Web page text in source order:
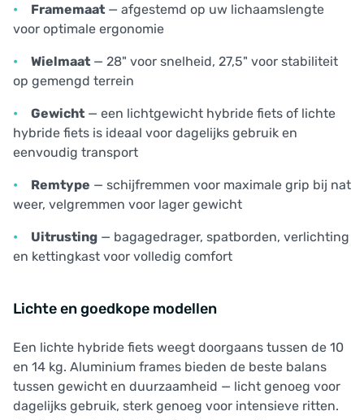
Framemaat — afgestemd op uw lichaamslengte
voor optimale ergonomie
Wielmaat — 28" voor snelheid, 27,5" voor stabiliteit
op gemengd terrein
Gewicht — een lichtgewicht hybride fiets of lichte
hybride fiets is ideaal voor dagelijks gebruik en
eenvoudig transport
Remtype — schijfremmen voor maximale grip bij nat
weer, velgremmen voor lager gewicht
Uitrusting — bagagedrager, spatborden, verlichting
en kettingkast voor volledig comfort
Lichte en goedkope modellen
Een lichte hybride fiets weegt doorgaans tussen de 10
en 14 kg. Aluminium frames bieden de beste balans
tussen gewicht en duurzaamheid — licht genoeg voor
dagelijks gebruik, sterk genoeg voor intensieve ritten.